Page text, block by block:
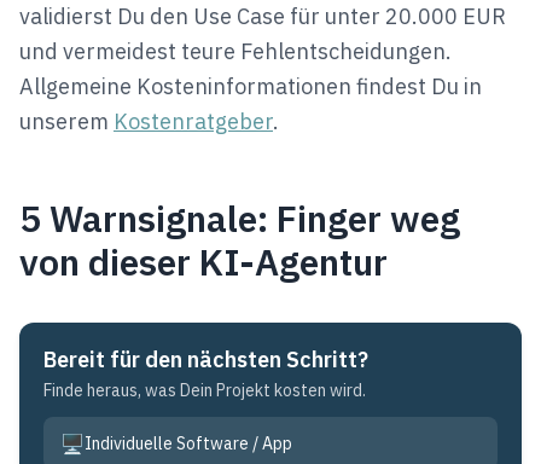
validierst Du den Use Case für unter 20.000 EUR
und vermeidest teure Fehlentscheidungen.
Allgemeine Kosteninformationen findest Du in
unserem Kostenratgeber.
5 Warnsignale: Finger weg
von dieser KI-Agentur
Bereit für den nächsten Schritt?
Finde heraus, was Dein Projekt kosten wird.
🖥️Individuelle Software / App